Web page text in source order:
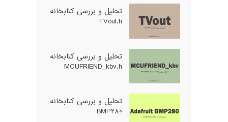
تحلیل و بررسی کتابخانه
TVout.h
تحلیل و بررسی کتابخانه
MCUFRIEND_kbv.h
تحلیل و بررسی کتابخانه
BMP280